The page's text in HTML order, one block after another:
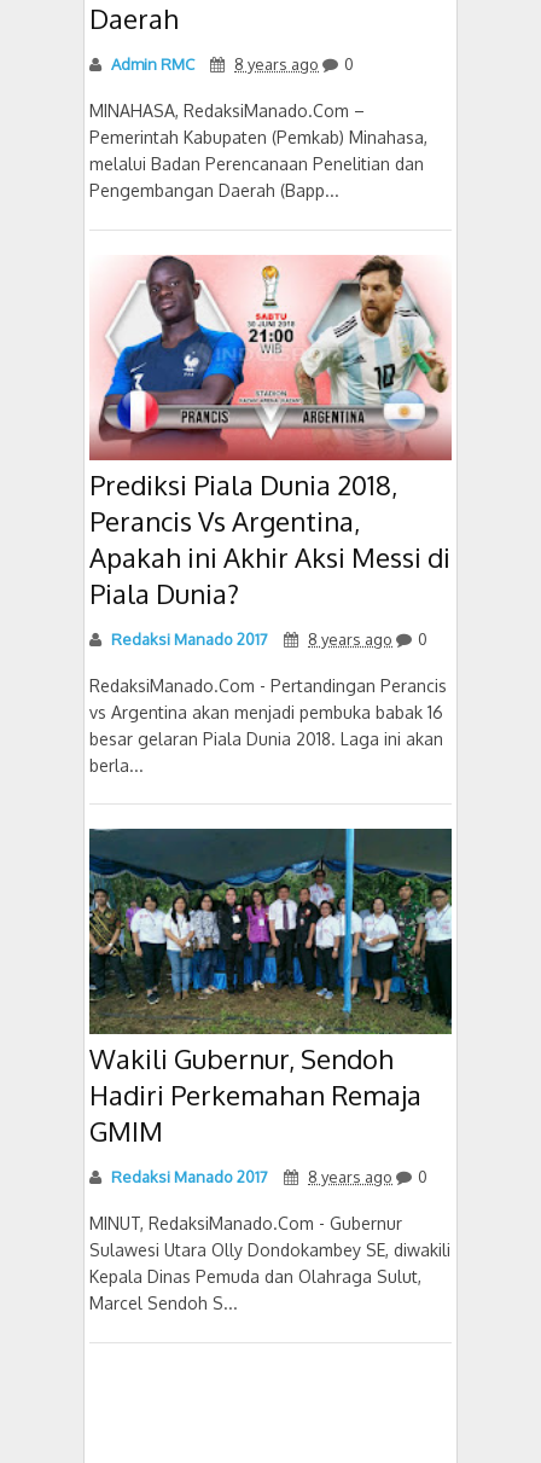
Daerah
Admin RMC 8 years ago 0
MINAHASA, RedaksiManado.Com –
Pemerintah Kabupaten (Pemkab) Minahasa,
melalui Badan Perencanaan Penelitian dan
Pengembangan Daerah (Bapp...
Prediksi Piala Dunia 2018,
Perancis Vs Argentina,
Apakah ini Akhir Aksi Messi di
Piala Dunia?
Redaksi Manado 2017 8 years ago 0
RedaksiManado.Com - Pertandingan Perancis
vs Argentina akan menjadi pembuka babak 16
besar gelaran Piala Dunia 2018. Laga ini akan
berla...
Wakili Gubernur, Sendoh
Hadiri Perkemahan Remaja
GMIM
Redaksi Manado 2017 8 years ago 0
MINUT, RedaksiManado.Com - Gubernur
Sulawesi Utara Olly Dondokambey SE, diwakili
Kepala Dinas Pemuda dan Olahraga Sulut,
Marcel Sendoh S...